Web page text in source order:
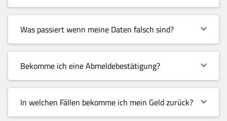
Was passiert wenn meine Daten falsch sind?
Bekomme ich eine Abmeldebestätigung?
In welchen Fällen bekomme ich mein Geld zurück?